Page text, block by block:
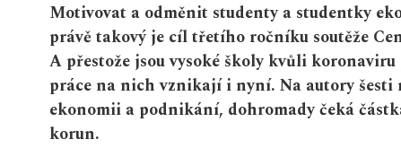
Motivovat a odměnit studenty a studentky
právě takový je cíl třetího ročníku soutěže
A přestože jsou vysoké školy kvůli
práce na nich vznikají i nyní. Na autory
ekonomii a podnikání, dohromady čeká
korun.